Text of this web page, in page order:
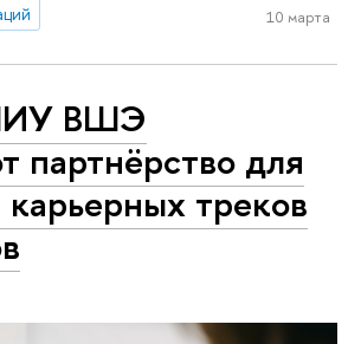
10 марта
ВШЭ
партнёрство для
карьерных треков